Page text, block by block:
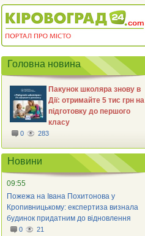
Головна новина
Пакунок школяра знову в
Дії: отримайте 5 тис грн на
підготовку до першого
класу
0 283
Новини
09:55
Пожежа на Івана Похитонова у
Кропивницькому: експертиза визнала
будинок придатним до відновлення
0 21